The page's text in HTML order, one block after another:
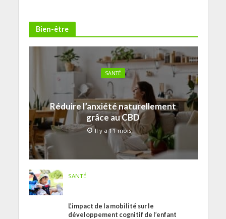
Bien-être
SANTÉ
Réduire l’anxiété naturellement
grâce au CBD
Il y a 11 mois
SANTÉ
L’impact de la mobilité sur le
développement cognitif de l’enfant